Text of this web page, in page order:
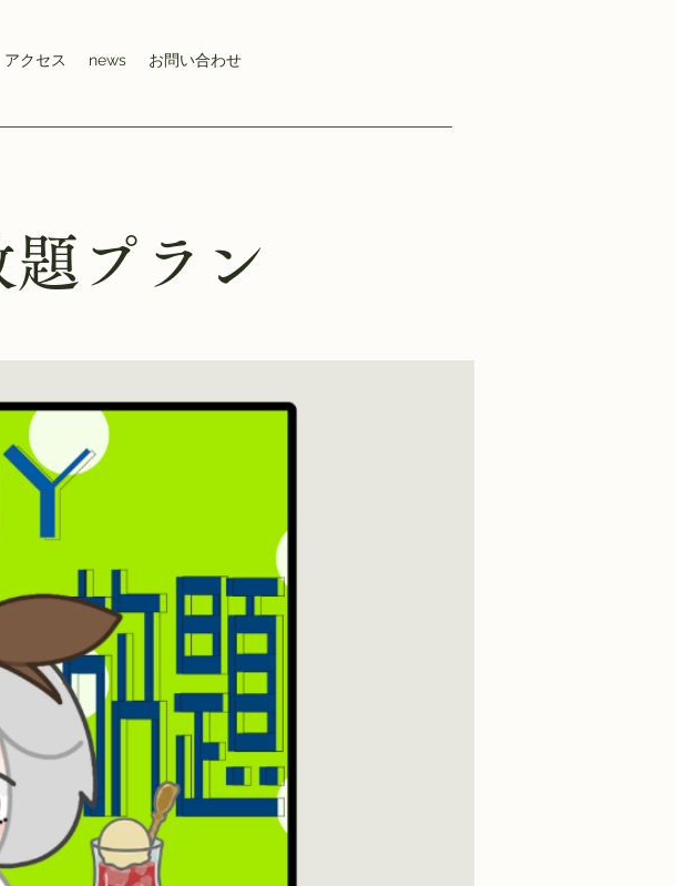
アクセス news お問い合わせ
プラン